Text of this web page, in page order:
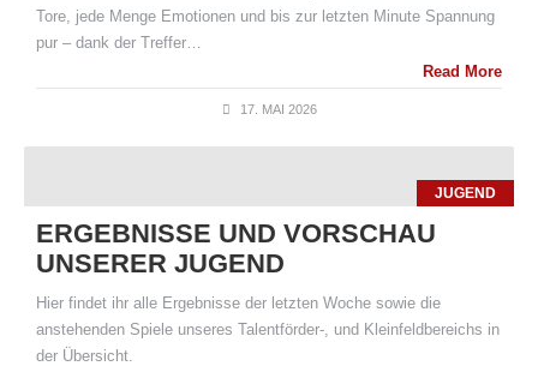
Tore, jede Menge Emotionen und bis zur letzten Minute Spannung
pur – dank der Treffer…
Read More
17. MAI 2026
JUGEND
ERGEBNISSE UND VORSCHAU
UNSERER JUGEND
Hier findet ihr alle Ergebnisse der letzten Woche sowie die
anstehenden Spiele unseres Talentförder-, und Kleinfeldbereichs in
der Übersicht.